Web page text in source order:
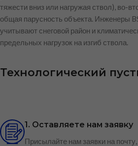
тяжести вниз или нагружая ствол), во-
общая парусность объекта. Инженеры
учитывают снеговой район и
предельных нагрузок на изгиб ствола.
Технологический
1. Оставляете нам заявку
Присылайте нам заявки на почту,